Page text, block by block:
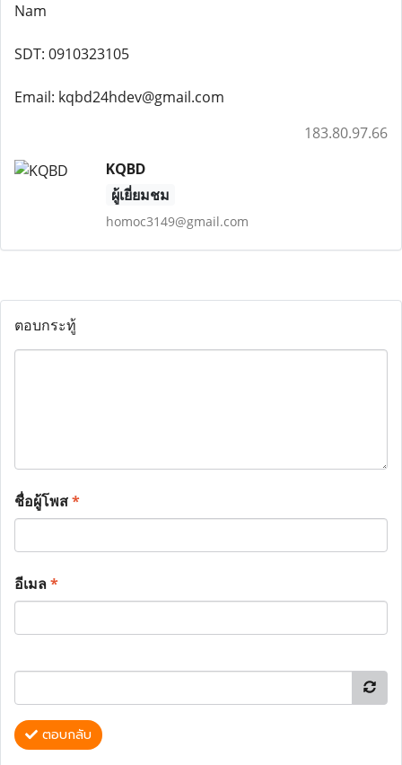
Nam
SDT: 0910323105
Email: kqbd24hdev@gmail.com
183.80.97.66
KQBD
ผู้เยี่ยมชม
homoc3149@gmail.com
ตอบกระทู้
ชื่อผู้โพส*
อีเมล*
ตอบกลับ